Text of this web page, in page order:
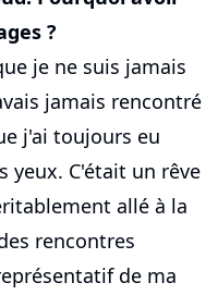
?
je ne suis jamais
jamais rencontré
j'ai toujours eu
yeux. C'était un rêve
allé à la
rencontres
de ma